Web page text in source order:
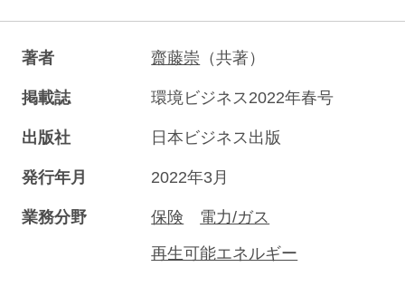
著者 齋藤崇 （共著）
掲載誌 環境ビジネス2022年春号
出版社 日本ビジネス出版
発行年月 2022年3月
業務分野 保険 電力/ガス
再生可能エネルギー